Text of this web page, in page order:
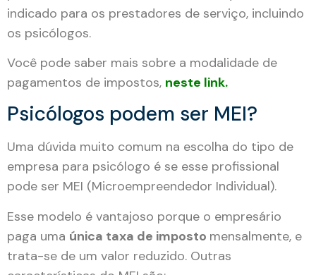
indicado para os prestadores de serviço, incluindo
os psicólogos.
Você pode saber mais sobre a modalidade de
pagamentos de impostos, neste link.
Psicólogos podem ser MEI?
Uma dúvida muito comum na escolha do tipo de
empresa para psicólogo é se esse profissional
pode ser MEI (Microempreendedor Individual).
Esse modelo é vantajoso porque o empresário
paga uma única taxa de imposto mensalmente, e
trata-se de um valor reduzido. Outras